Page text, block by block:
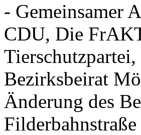
- Gemeinsamer
CDU, Die
Bezirksbeirat
Änderung des